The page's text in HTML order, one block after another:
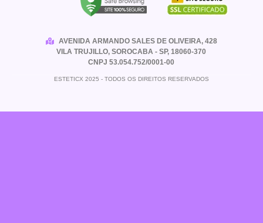
AVENIDA ARMANDO SALES DE OLIVEIRA, 428
VILA TRUJILLO, SOROCABA - SP, 18060-370
CNPJ 53.054.752/0001-00
ESTETICX 2025 - TODOS OS DIREITOS RESERVADOS